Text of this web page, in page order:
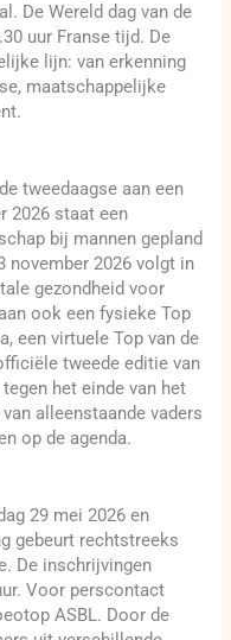
De Wereld dag van de
uur Franse tijd. De
lijn: van erkenning
maatschappelijke
tweedaagse aan een
2026 staat een
bij mannen gepland
november 2026 volgt in
gezondheid voor
ook een fysieke Top
een virtuele Top van de
tweede editie van
het einde van het
alleenstaande vaders
op de agenda.
29 mei 2026 en
gebeurt rechtstreeks
De inschrijvingen
Voor perscontact
ASBL. Door de